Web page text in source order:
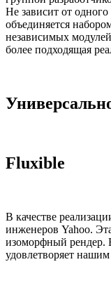
Не зависит от
объединяется
независимых
более подходящая
Fluxible
В качестве
инженеров Yahoo.
изоморфный рендер.
удовлетворяет